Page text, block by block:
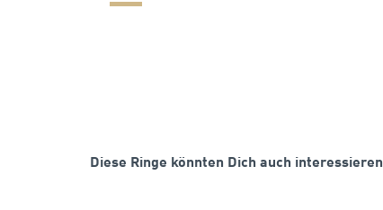
Diese Ringe könnten Dich auch interessieren